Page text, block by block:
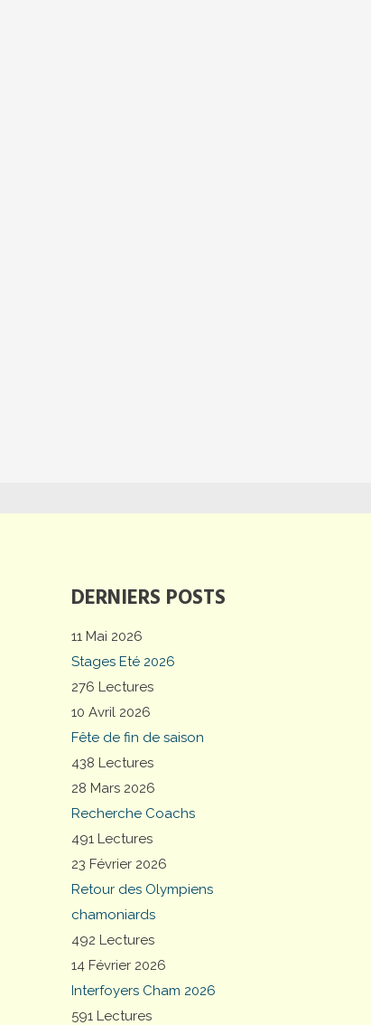
DERNIERS POSTS
11 Mai 2026
Stages Eté 2026
276 Lectures
10 Avril 2026
Fête de fin de saison
438 Lectures
28 Mars 2026
Recherche Coachs
491 Lectures
23 Février 2026
Retour des Olympiens
chamoniards
492 Lectures
14 Février 2026
Interfoyers Cham 2026
591 Lectures